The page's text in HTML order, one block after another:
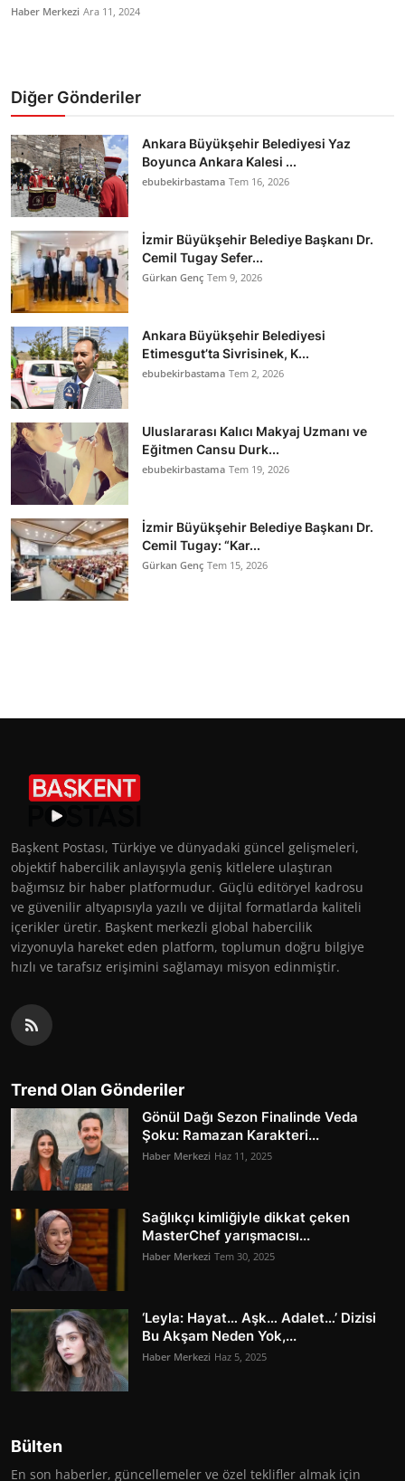
Haber Merkezi Ara 11, 2024
Diğer Gönderiler
Ankara Büyükşehir Belediyesi Yaz
Boyunca Ankara Kalesi ...
ebubekirbastama Tem 16, 2026
İzmir Büyükşehir Belediye Başkanı Dr.
Cemil Tugay Sefer...
Gürkan Genç Tem 9, 2026
Ankara Büyükşehir Belediyesi
Etimesgut’ta Sivrisinek, K...
ebubekirbastama Tem 2, 2026
Uluslararası Kalıcı Makyaj Uzmanı ve
Eğitmen Cansu Durk...
ebubekirbastama Tem 19, 2026
İzmir Büyükşehir Belediye Başkanı Dr.
Cemil Tugay: “Kar...
Gürkan Genç Tem 15, 2026
Başkent Postası, Türkiye ve dünyadaki güncel gelişmeleri,
objektif habercilik anlayışıyla geniş kitlelere ulaştıran
bağımsız bir haber platformudur. Güçlü editöryel kadrosu
ve güvenilir altyapısıyla yazılı ve dijital formatlarda kaliteli
içerikler üretir. Başkent merkezli global habercilik
vizyonuyla hareket eden platform, toplumun doğru bilgiye
hızlı ve tarafsız erişimini sağlamayı misyon edinmiştir.
Trend Olan Gönderiler
Gönül Dağı Sezon Finalinde Veda
Şoku: Ramazan Karakteri...
Haber Merkezi Haz 11, 2025
Sağlıkçı kimliğiyle dikkat çeken
MasterChef yarışmacısı...
Haber Merkezi Tem 30, 2025
‘Leyla: Hayat… Aşk… Adalet…’ Dizisi
Bu Akşam Neden Yok,...
Haber Merkezi Haz 5, 2025
Bülten
En son haberler, güncellemeler ve özel teklifler almak için